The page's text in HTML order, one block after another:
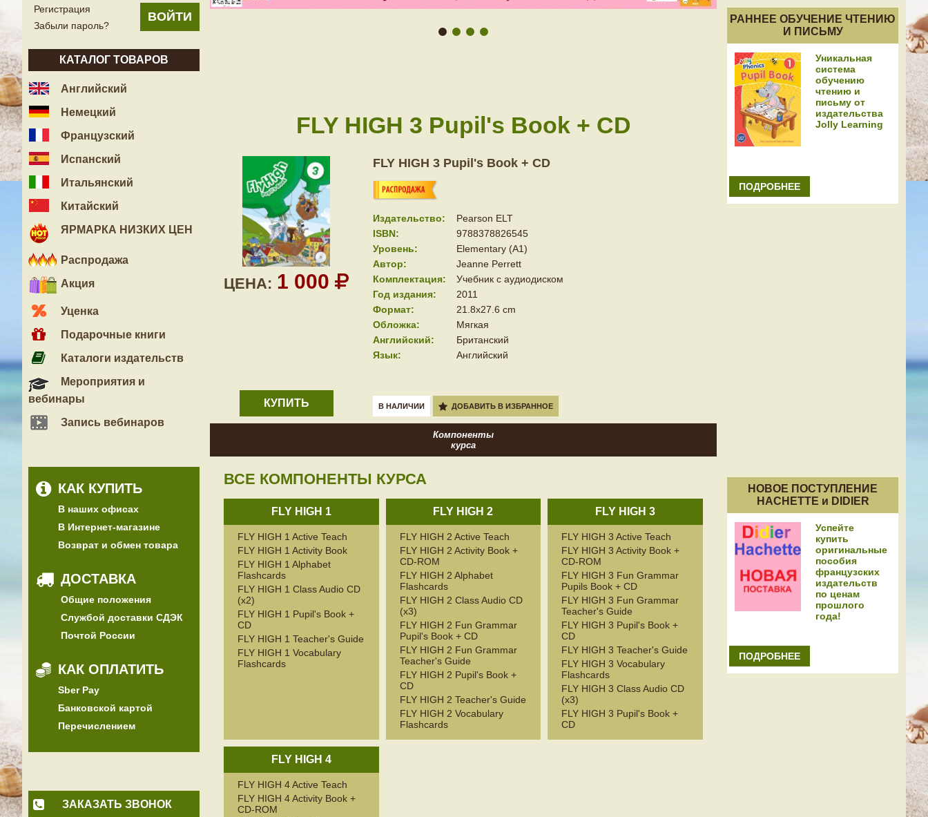
Регистрация
Забыли пароль?
КАТАЛОГ ТОВАРОВ
Английский
Немецкий
Французский
Испанский
Итальянский
Китайский
ЯРМАРКА НИЗКИХ ЦЕН
Распродажа
Акция
Уценка
Подарочные книги
Каталоги издательств
Мероприятия и
вебинары
Запись вебинаров
КАК КУПИТЬ
В наших офисах
В Интернет-магазине
Возврат и обмен товара
ДОСТАВКА
Общие положения
Службой доставки СДЭК
Почтой России
КАК ОПЛАТИТЬ
Sber Pay
Банковской картой
Перечислением
ЗАКАЗАТЬ ЗВОНОК
FLY HIGH 3 Pupil's Book + CD
ЦЕНА: 1 000
FLY HIGH 3 Pupil's Book + CD
Издательство:
Pearson ELT
ISBN:
9788378826545
Уровень:
Elementary (A1)
Автор:
Jeanne Perrett
Комплектация:
Учебник с аудиодиском
Год издания:
2011
Формат:
21.8x27.6 cm
Обложка:
Мягкая
Английский:
Британский
Язык:
Английский
КУПИТЬ В НАЛИЧИИ ДОБАВИТЬ В ИЗБРАННОЕ
Компоненты
курса
ВСЕ КОМПОНЕНТЫ КУРСА
FLY HIGH 1
FLY HIGH 1 Active Teach
FLY HIGH 1 Activity Book
FLY HIGH 1 Alphabet
Flashcards
FLY HIGH 1 Class Audio CD
(x2)
FLY HIGH 1 Pupil's Book +
CD
FLY HIGH 1 Teacher's Guide
FLY HIGH 1 Vocabulary
Flashcards
FLY HIGH 2
FLY HIGH 2 Active Teach
FLY HIGH 2 Activity Book +
CD-ROM
FLY HIGH 2 Alphabet
Flashcards
FLY HIGH 2 Class Audio CD
(x3)
FLY HIGH 2 Fun Grammar
Pupil's Book + CD
FLY HIGH 2 Fun Grammar
Teacher's Guide
FLY HIGH 2 Pupil's Book +
CD
FLY HIGH 2 Teacher's Guide
FLY HIGH 2 Vocabulary
Flashcards
FLY HIGH 3
FLY HIGH 3 Active Teach
FLY HIGH 3 Activity Book +
CD-ROM
FLY HIGH 3 Fun Grammar
Pupils Book + CD
FLY HIGH 3 Fun Grammar
Teacher's Guide
FLY HIGH 3 Pupil's Book +
CD
FLY HIGH 3 Teacher's Guide
FLY HIGH 3 Vocabulary
Flashcards
FLY HIGH 3 Class Audio CD
(x3)
FLY HIGH 3 Pupil's Book +
CD
FLY HIGH 4
FLY HIGH 4 Active Teach
FLY HIGH 4 Activity Book +
CD-ROM
РАННЕЕ ОБУЧЕНИЕ ЧТЕНИЮ
И ПИСЬМУ
Уникальная
система
обучению
чтению и
письму от
издательства
Jolly Learning
ПОДРОБНЕЕ
НОВОЕ ПОСТУПЛЕНИЕ
HACHETTE и DIDIER
Успейте
купить
оригинальные
пособия
французских
издательств
по ценам
прошлого
года!
ПОДРОБНЕЕ